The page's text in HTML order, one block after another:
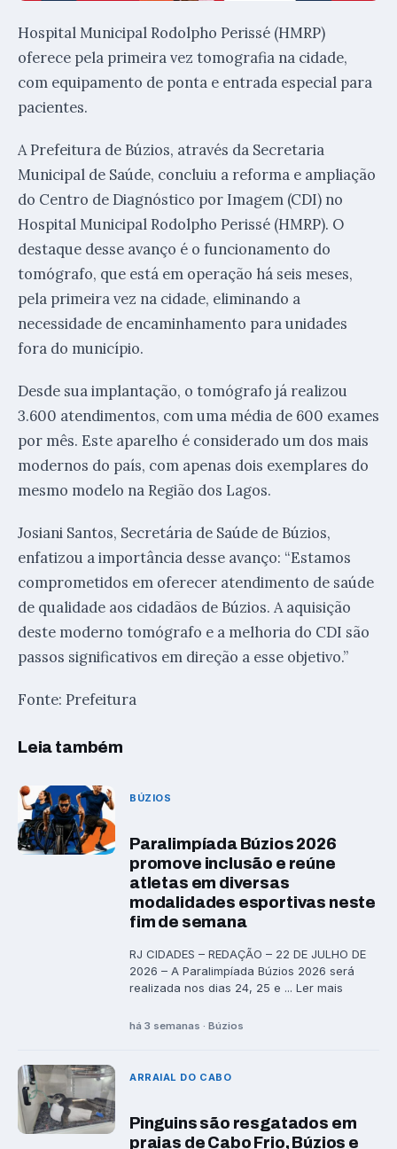
Hospital Municipal Rodolpho Perissé (HMRP)
oferece pela primeira vez tomografia na cidade,
com equipamento de ponta e entrada especial para
pacientes.
A Prefeitura de Búzios, através da Secretaria
Municipal de Saúde, concluiu a reforma e ampliação
do Centro de Diagnóstico por Imagem (CDI) no
Hospital Municipal Rodolpho Perissé (HMRP). O
destaque desse avanço é o funcionamento do
tomógrafo, que está em operação há seis meses,
pela primeira vez na cidade, eliminando a
necessidade de encaminhamento para unidades
fora do município.
Desde sua implantação, o tomógrafo já realizou
3.600 atendimentos, com uma média de 600 exames
por mês. Este aparelho é considerado um dos mais
modernos do país, com apenas dois exemplares do
mesmo modelo na Região dos Lagos.
Josiani Santos, Secretária de Saúde de Búzios,
enfatizou a importância desse avanço: “Estamos
comprometidos em oferecer atendimento de saúde
de qualidade aos cidadãos de Búzios. A aquisição
deste moderno tomógrafo e a melhoria do CDI são
passos significativos em direção a esse objetivo.”
Fonte: Prefeitura
Leia também
BÚZIOS
Paralimpíada Búzios 2026
promove inclusão e reúne
atletas em diversas
modalidades esportivas neste
fim de semana
RJ CIDADES – REDAÇÃO – 22 DE JULHO DE
2026 – A Paralimpíada Búzios 2026 será
realizada nos dias 24, 25 e ... Ler mais
há 3 semanas · Búzios
ARRAIAL DO CABO
Pinguins são resgatados em
praias de Cabo Frio, Búzios e